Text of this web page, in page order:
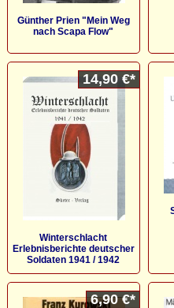
Günther Prien "Mein Weg
nach Scapa Flow"
14,90 €*
Winterschlacht
Erlebnisberichte deutscher
Soldaten 1941 / 1942
6,90 €*